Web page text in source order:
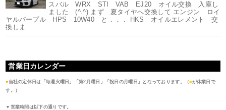
スバル WRX STI VAB EJ20 オイル交換 入庫し
ました (^.^) まず 夏タイヤへ交換して エンジン ロイ
ヤルパープル HPS 10W40 と．．． HKS オイルエレメント 交
換しま
営業日カレンダー
● 当社の定休日は「毎週火曜日」「第2月曜日」「祝日の月曜日」となっております。（■が休業日で
す。）
▼営業時間は以下の通りです。